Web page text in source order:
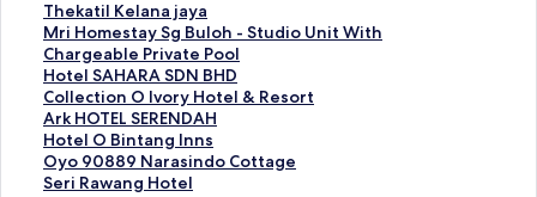
a
n
S
t
a
n
d
a
r
t
a
n
S
t
a
n
d
a
u
t
a
n
S
t
a
n
d
a
u
t
a
n
S
t
a
n
Thekatil Kelana jaya
T
a
u
t
a
n
S
t
a
Mri Homestay Sg Buloh - Studio Unit With
Chargeable Private Pool
T
a
u
t
a
n
S
t
Hotel SAHARA SDN BHD
T
a
u
t
a
n
Collection O Ivory Hotel & Resort
T
a
u
t
a
Ark HOTEL SERENDAH
T
a
u
t
Hotel O Bintang Inns
T
a
u
Oyo 90889 Narasindo Cottage
T
a
Seri Rawang Hotel
T